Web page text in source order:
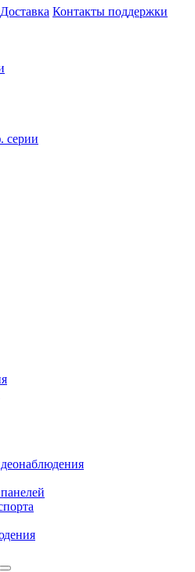
Доставка Контакты поддержки
серии